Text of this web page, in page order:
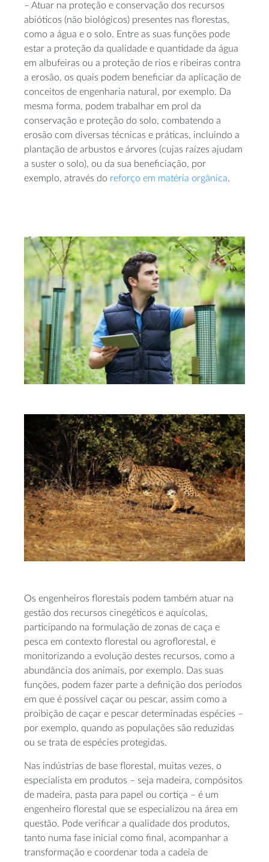
– Atuar na proteção e conservação dos recursos
abióticos (não biológicos) presentes nas florestas,
como a água e o solo. Entre as suas funções pode
estar a proteção da qualidade e quantidade da água
em albufeiras ou a proteção de rios e ribeiras contra
a erosão, os quais podem beneficiar da aplicação de
conceitos de engenharia natural, por exemplo. Da
mesma forma, podem trabalhar em prol da
conservação e proteção do solo, combatendo a
erosão com diversas técnicas e práticas, incluindo a
plantação de arbustos e árvores (cujas raízes ajudam
a suster o solo), ou da sua beneficiação, por
exemplo, através do reforço em matéria orgânica.
Os engenheiros florestais podem também atuar na
gestão dos recursos cinegéticos e aquícolas,
participando na formulação de zonas de caça e
pesca em contexto florestal ou agroflorestal, e
monitorizando a evolução destes recursos, como a
abundância dos animais, por exemplo. Das suas
funções, podem fazer parte a definição dos períodos
em que é possível caçar ou pescar, assim como a
proibição de caçar e pescar determinadas espécies –
por exemplo, quando as populações são reduzidas
ou se trata de espécies protegidas.
Nas indústrias de base florestal, muitas vezes, o
especialista em produtos – seja madeira, compósitos
de madeira, pasta para papel ou cortiça – é um
engenheiro florestal que se especializou na área em
questão. Pode verificar a qualidade dos produtos,
tanto numa fase inicial como final, acompanhar a
transformação e coordenar toda a cadeia de